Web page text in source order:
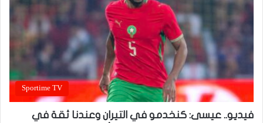
Sportime TV
فيديو.. عيسى: كنخدمو في التيران وعندنا ثقة في